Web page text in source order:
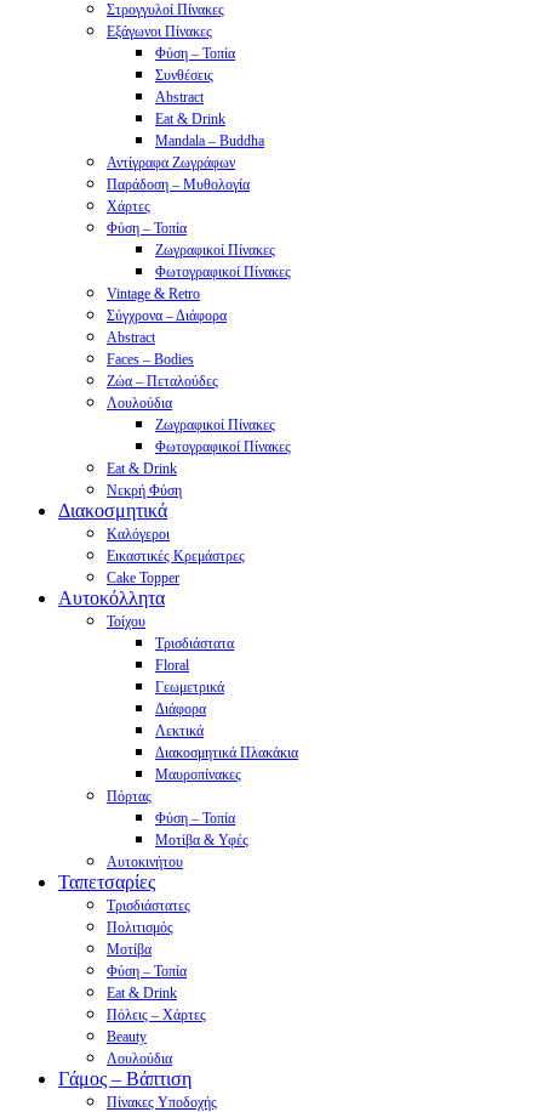
Στρογγυλοί Πίνακες
Εξάγωνοι Πίνακες
Φύση – Τοπία
Συνθέσεις
Abstract
Eat & Drink
Mandala – Buddha
Αντίγραφα Ζωγράφων
Παράδοση – Μυθολογία
Χάρτες
Φύση – Τοπία
Ζωγραφικοί Πίνακες
Φωτογραφικοί Πίνακες
Vintage & Retro
Σύγχρονα – Διάφορα
Abstract
Faces – Bodies
Ζώα – Πεταλούδες
Λουλούδια
Ζωγραφικοί Πίνακες
Φωτογραφικοί Πίνακες
Eat & Drink
Νεκρή Φύση
Διακοσμητικά
Καλόγεροι
Εικαστικές Κρεμάστρες
Cake Topper
Αυτοκόλλητα
Τοίχου
Τρισδιάστατα
Floral
Γεωμετρικά
Διάφορα
Λεκτικά
Διακοσμητικά Πλακάκια
Μαυροπίνακες
Πόρτας
Φύση – Τοπία
Μοτίβα & Υφές
Αυτοκινήτου
Ταπετσαρίες
Τρισδιάστατες
Πολιτισμός
Μοτίβα
Φύση – Τοπία
Eat & Drink
Πόλεις – Χάρτες
Beauty
Λουλούδια
Γάμος – Βάπτιση
Πίνακες Υποδοχής